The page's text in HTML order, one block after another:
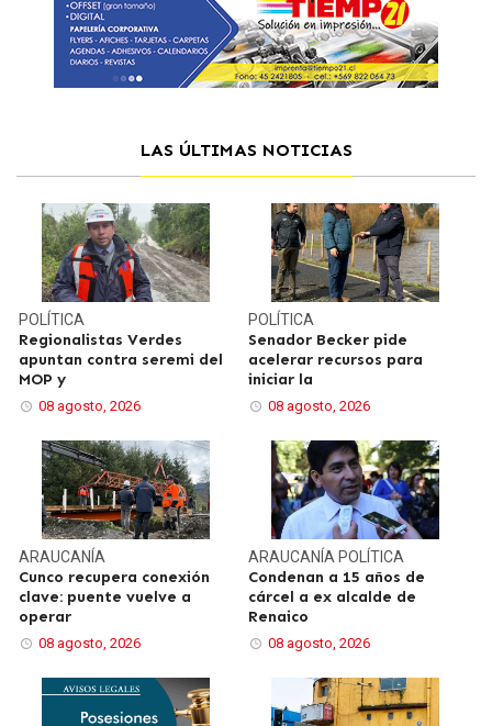
LAS ÚLTIMAS NOTICIAS
POLÍTICA
Regionalistas Verdes
apuntan contra seremi del
MOP y
08 agosto, 2026
POLÍTICA
Senador Becker pide
acelerar recursos para
iniciar la
08 agosto, 2026
ARAUCANÍA
Cunco recupera conexión
clave: puente vuelve a
operar
08 agosto, 2026
ARAUCANÍA POLÍTICA
Condenan a 15 años de
cárcel a ex alcalde de
Renaico
08 agosto, 2026